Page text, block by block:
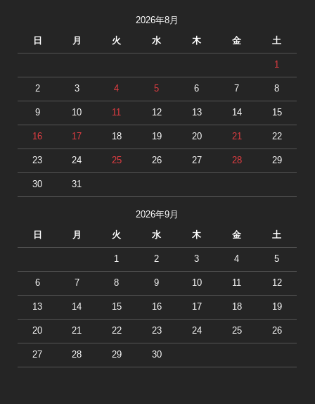
2026年8月
日 月 火 水 木 金 土
1
2 3 4 5 6 7 8
9 10 11 12 13 14 15
16 17 18 19 20 21 22
23 24 25 26 27 28 29
30 31
2026年9月
日 月 火 水 木 金 土
1 2 3 4 5
6 7 8 9 10 11 12
13 14 15 16 17 18 19
20 21 22 23 24 25 26
27 28 29 30